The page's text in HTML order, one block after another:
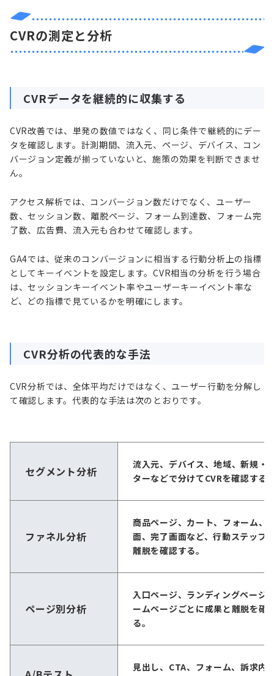
CVRの測定と分析
CVRデータを継続的に収集する
CVR改善では、単発の数値ではなく、同じ条件で継続的にデー
タを確認します。計測期間、流入元、ページ、デバイス、コン
バージョン定義が揃っていないと、施策の効果を判断できませ
ん。
アクセス解析では、コンバージョン数だけでなく、ユーザー
数、セッション数、離脱ページ、フォーム到達数、フォーム完
了数、広告費、流入元も合わせて確認します。
GA4では、従来のコンバージョンに相当する行動分析上の指標
としてキーイベントを設定します。CVR相当の分析を行う場合
は、セッションキーイベント率やユーザーキーイベント率な
ど、どの指標で見ているかを明確にします。
CVR分析の代表的な手法
CVR分析では、全体平均だけではなく、ユーザー行動を分解し
て確認します。代表的な手法は次のとおりです。
セグメント分析
流入元、デバイス、地域、新規・
ターなどで分けてCVRを確認する
ファネル分析
商品ページ、カート、フォーム、
面、完了画面など、行動ステップ
離脱を確認する。
ページ別分析
入口ページ、ランディングページ
ームページごとに成果と離脱を確
る。
見出し、CTA、フォーム、訴求内